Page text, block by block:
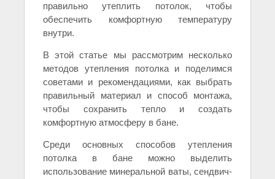
правильно утеплить потолок, чтобы
обеспечить комфортную температуру
внутри.
В этой статье мы рассмотрим несколько
методов утепления потолка и поделимся
советами и рекомендациями, как выбрать
правильный материал и способ монтажа,
чтобы сохранить тепло и создать
комфортную атмосферу в бане.
Среди основных способов утепления
потолка в бане можно выделить
использование минеральной ваты, сендвич-